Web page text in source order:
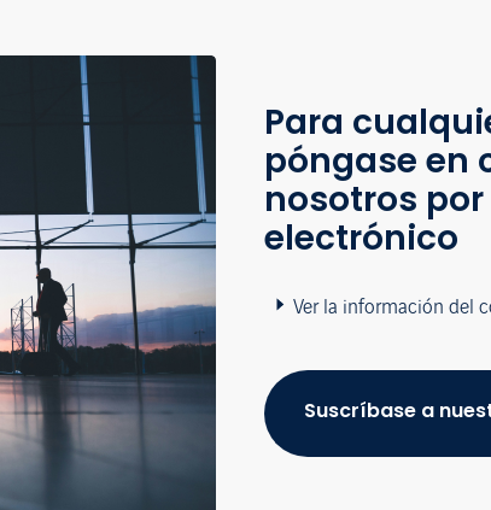
Para
póngase en
nosotros
electrónico
Ver la información del
Suscríbase a